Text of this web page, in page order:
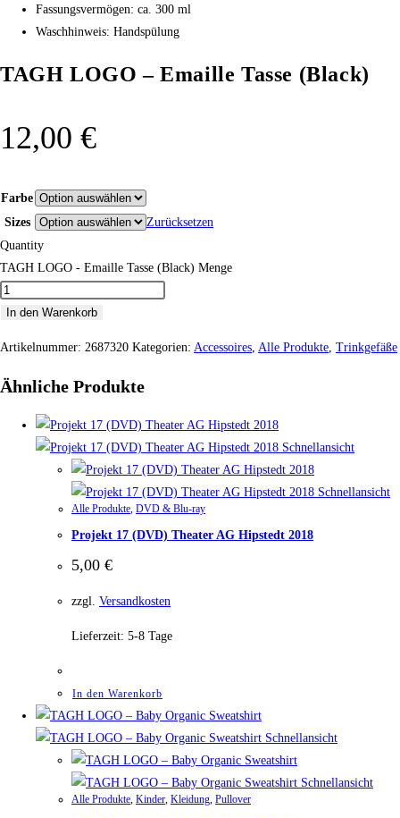
Fassungsvermögen: ca. 300 ml
Waschhinweis: Handspülung
TAGH LOGO – Emaille Tasse (Black)
12,00 €
Farbe
Sizes
Zurücksetzen
Quantity
TAGH LOGO - Emaille Tasse (Black) Menge
In den Warenkorb
Artikelnummer: 2687320 Kategorien: Accessoires, Alle Produkte, Trinkgefäße
Ähnliche Produkte
Schnellansicht
Schnellansicht
Alle Produkte DVD & Blu-ray
Projekt 17 (DVD) Theater AG Hipstedt 2018
5,00 €
zzgl. Versandkosten
Lieferzeit: 5-8 Tage
In den Warenkorb
Schnellansicht
Schnellansicht
Alle Produkte, Kinder, Kleidung, Pullover